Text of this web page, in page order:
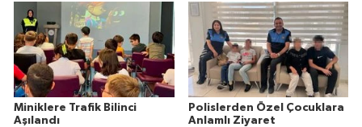
Miniklere Trafik Bilinci
Aşılandı
Polislerden Özel Çocuklara
Anlamlı Ziyaret